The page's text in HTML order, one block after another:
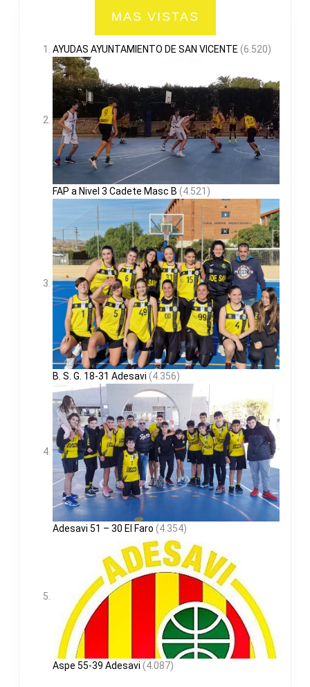
MAS VISTAS
AYUDAS AYUNTAMIENTO DE SAN VICENTE (6.520)
FAP a Nivel 3 Cadete Masc B (4.521)
B. S. G. 18-31 Adesavi (4.356)
Adesavi 51 – 30 El Faro (4.354)
Aspe 55-39 Adesavi (4.087)